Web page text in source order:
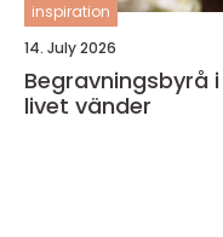
inspiration
14. July 2026
Begravningsbyrå
livet vänder